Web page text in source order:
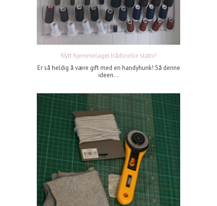
Nytt hjemmelaget trådsnelle stativ!
Er så heldig å være gift med en handyhunk! Så denne
ideen...